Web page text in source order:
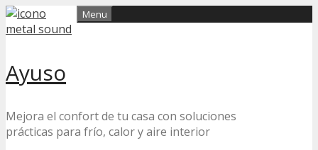
Skip
to
Ayuso
Mejora el confort de tu casa con soluciones
prácticas para frío, calor y aire interior
Menu